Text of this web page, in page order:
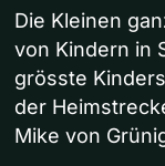
Die Kleinen
von Kindern in
grösste
der
Mike von